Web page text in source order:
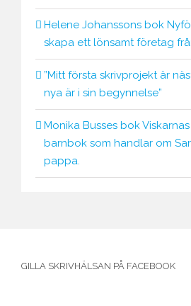
Helene Johanssons bok
skapa ett lönsamt företag
”Mitt första skrivprojekt är
nya är i sin begynnelse”
Monika Busses bok
barnbok som handlar om
pappa.
GILLA SKRIVHÄLSAN PÅ FACEBOOK